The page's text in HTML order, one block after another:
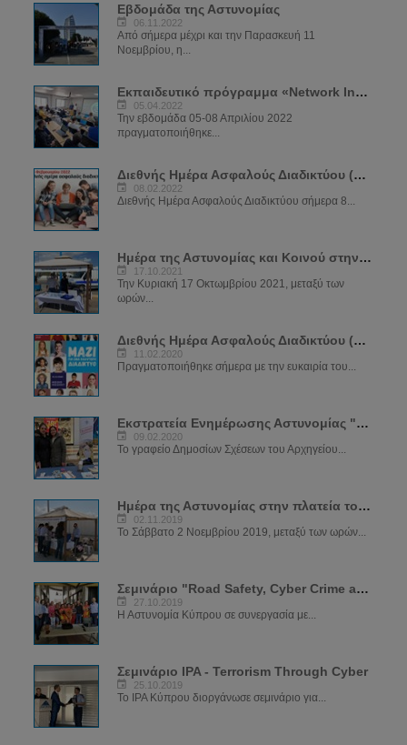
Εβδομάδα της Αστυνομίας
06.11.2022
Από σήμερα μέχρι και την Παρασκευή 11
Νοεμβρίου, η...
Εκπαιδευτικό πρόγραμμα «Network Investigations»
05.04.2022
Την εβδομάδα 05-08 Απριλίου 2022
πραγματοποιήθηκε...
Διεθνής Ημέρα Ασφαλούς Διαδικτύου (SID) 2022
08.02.2022
Διεθνής Ημέρα Ασφαλούς Διαδικτύου σήμερα 8...
Ημέρα της Αστυνομίας και Κοινού στην Αγία Νάπα
17.10.2021
Την Κυριακή 17 Οκτωμβρίου 2021, μεταξύ των
ωρών...
Διεθνής Ημέρα Ασφαλούς Διαδικτύου (SID) 2020
11.02.2020
Πραγματοποιήθηκε σήμερα με την ευκαιρία του...
Εκστρατεία Ενημέρωσης Αστυνομίας "ΝΑ ΜΕ ΠΡΟΣΕΧΕΙΣ"
09.02.2020
Το γραφείο Δημοσίων Σχέσεων του Αρχηγείου...
Ημέρα της Αστυνομίας στην πλατεία του μεσαιωνικού κάστρου
02.11.2019
Το Σάββατο 2 Νοεμβρίου 2019, μεταξύ των ωρών...
Σεμινάριο "Road Safety, Cyber Crime and Crime Prevention"
27.10.2019
Η Αστυνομία Κύπρου σε συνεργασία με...
Σεμινάριο IPA - Terrorism Through Cyber
25.10.2019
Το IPA Κύπρου διοργάνωσε σεμινάριο για...